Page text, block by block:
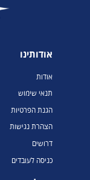
אודותינו
אודות
תנאי שימוש
הגנת הפרטיות
הצהרת נגישות
דרושים
כניסה לעובדים